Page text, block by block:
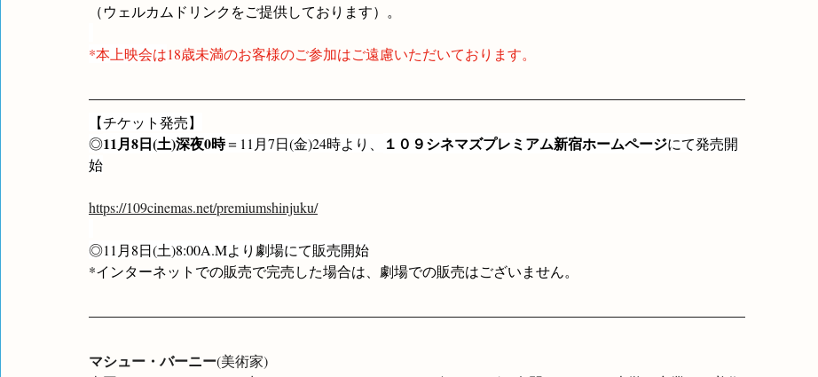
（ウェルカムドリンクをご提供しております）。
*本上映会は18歳未満のお客様のご参加はご遠慮いただいております。
【チケット発売】
◎11月8日(土)深夜0時＝11月7日(金)24時より、 １０９シネマズプレミアム新宿ホームページにて発売開
始
https://109cinemas.net/premiumshinjuku/
◎11月8日(土)8:00A.Mより劇場にて販売開始
*インターネットでの販売で完売した場合は、劇場での販売はございません。
マシュー・バーニー(美術家)